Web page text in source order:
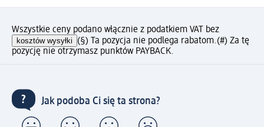
Wszystkie ceny podano włącznie z podatkiem VAT bez
kosztów wysyłki (§) Ta pozycja nie podlega rabatom.(#) Za tę
pozycję nie otrzymasz punktów PAYBACK.
Jak podoba Ci się ta strona?